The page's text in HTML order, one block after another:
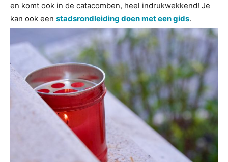
en komt ook in de catacomben, heel indrukwekkend! Je
kan ook een stadsrondleiding doen met een gids.